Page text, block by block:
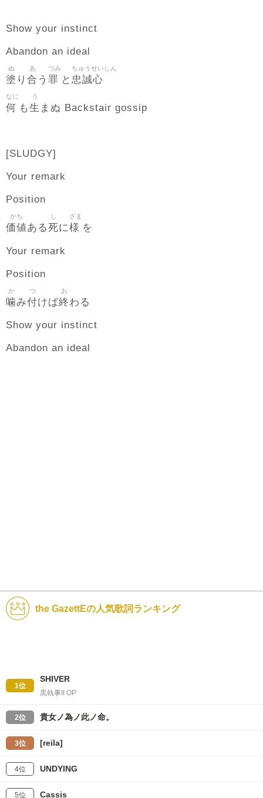
Show your instinct
Abandon an ideal
塗
ぬ
り 合
あ
う 罪
つみ
と 忠誠心
ちゅうせいしん
何
なに
も生
う
まぬ Backstair gossip
[SLUDGY]
Your remark
Position
価値
かち
ある死
し
に様
ざま
を
Your remark
Position
噛
か
み付
つ
けば終
お
わる
Show your instinct
Abandon an ideal
the GazettEの人気歌詞ランキング
1位
SHIVER
黒執事II OP
2位 貴女ノ為ノ此ノ命。
3位 [reila]
4位 UNDYING
5位 Cassis